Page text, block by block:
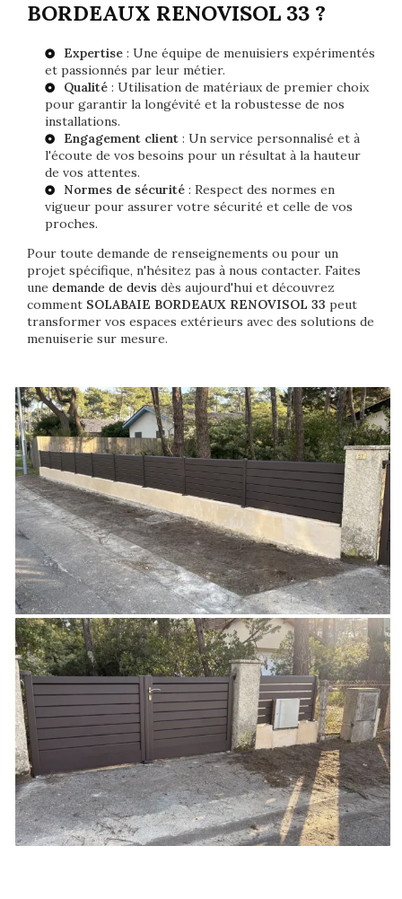
BORDEAUX RENOVISOL 33 ?
Expertise : Une équipe de menuisiers expérimentés
et passionnés par leur métier.
Qualité : Utilisation de matériaux de premier choix
pour garantir la longévité et la robustesse de nos
installations.
Engagement client : Un service personnalisé et à
l'écoute de vos besoins pour un résultat à la hauteur
de vos attentes.
Normes de sécurité : Respect des normes en
vigueur pour assurer votre sécurité et celle de vos
proches.
Pour toute demande de renseignements ou pour un
projet spécifique, n'hésitez pas à nous contacter. Faites
une demande de devis dès aujourd'hui et découvrez
comment SOLABAIE BORDEAUX RENOVISOL 33 peut
transformer vos espaces extérieurs avec des solutions de
menuiserie sur mesure.